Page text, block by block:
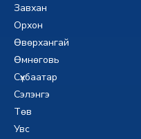
Завхан
Орхон
Өвөрхангай
Өмнөговь
Сүхбаатар
Сэлэнгэ
Төв
Увс